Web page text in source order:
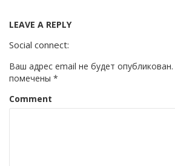
LEAVE A REPLY
Social connect:
Ваш адрес email не будет опубликован.
помечены *
Comment